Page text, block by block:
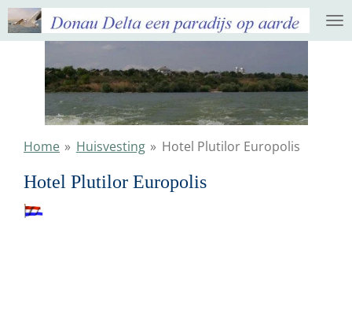
Ga
direct
hoofdinhoud
Home » Huisvesting » Hotel Plutilor Europolis
Hotel Plutilor Europolis